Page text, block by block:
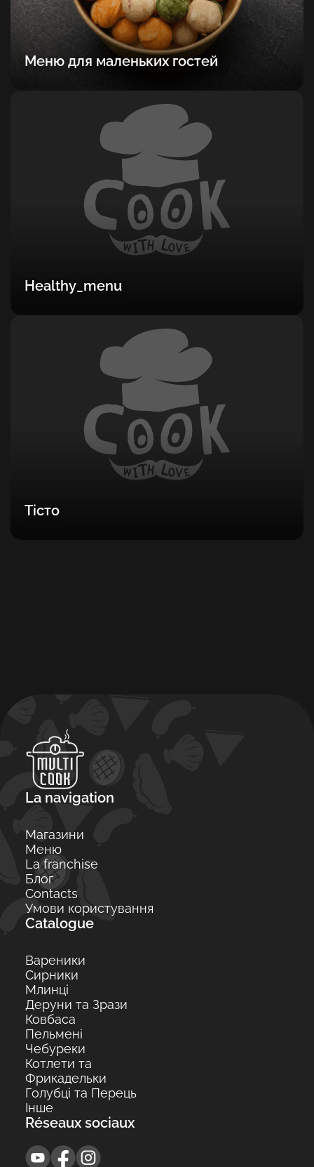
Меню для маленьких гостей
Healthy_menu
Тісто
La navigation
Магазини
Меню
La franchise
Блог
Contacts
Умови користування
Catalogue
Вареники
Сирники
Млинці
Деруни та Зрази
Ковбаса
Пельмені
Чебуреки
Котлети та
Фрикадельки
Голубці та Перець
Інше
Réseaux sociaux